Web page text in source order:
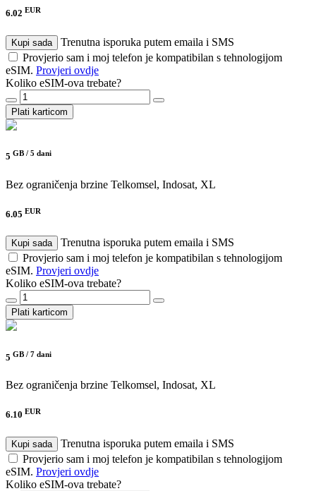
6.02 EUR
Kupi sada
Trenutna isporuka putem emaila i SMS
Provjerio sam i moj telefon je kompatibilan s tehnologijom
eSIM. Provjeri ovdje
Koliko eSIM-ova trebate?
Plati karticom
5 GB / 5 dani
Bez ograničenja brzine Telkomsel, Indosat, XL
6.05 EUR
Kupi sada
Trenutna isporuka putem emaila i SMS
Provjerio sam i moj telefon je kompatibilan s tehnologijom
eSIM. Provjeri ovdje
Koliko eSIM-ova trebate?
Plati karticom
5 GB / 7 dani
Bez ograničenja brzine Telkomsel, Indosat, XL
6.10 EUR
Kupi sada
Trenutna isporuka putem emaila i SMS
Provjerio sam i moj telefon je kompatibilan s tehnologijom
eSIM. Provjeri ovdje
Koliko eSIM-ova trebate?